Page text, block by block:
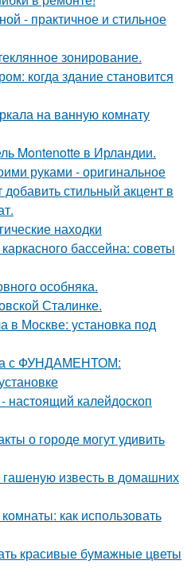
- практичное и стильное
зонирование.
когда здание становится
на ванную комнату
Montenotte в Ирландии.
руками - оригинальное
стильный акцент в
находки
бассейна: советы
особняка.
Сталинке.
в Москве: установка под
с ФУНДАМЕНТОМ:
настоящий калейдоскоп
о городе могут удивить
гашеную известь в домашних
как использовать
красивые бумажные цветы